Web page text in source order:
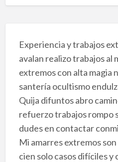
Experiencia y trabajos
avalan realizo trabajos al
extremos con alta magia
santería ocultismo
Quija difuntos abro
refuerzo trabajos rompo
dudes en contactar
Mi amarres extremos
cien solo casos difíciles y